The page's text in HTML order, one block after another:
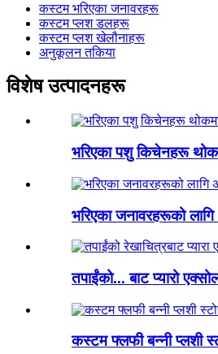
कस्टम भरिएका जनावरहरू
कस्टम प्लश डलहरू
कस्टम प्लश खेलौनाहरू
अनुकूलन तकिया
विशेष उत्पादनहरू
भरिएका पशु किचेनहरू
भरिएका जनावरहरूको
तपाईंको... बाट प्यारो
कस्टम फ्लफी बन्नी प्लशी